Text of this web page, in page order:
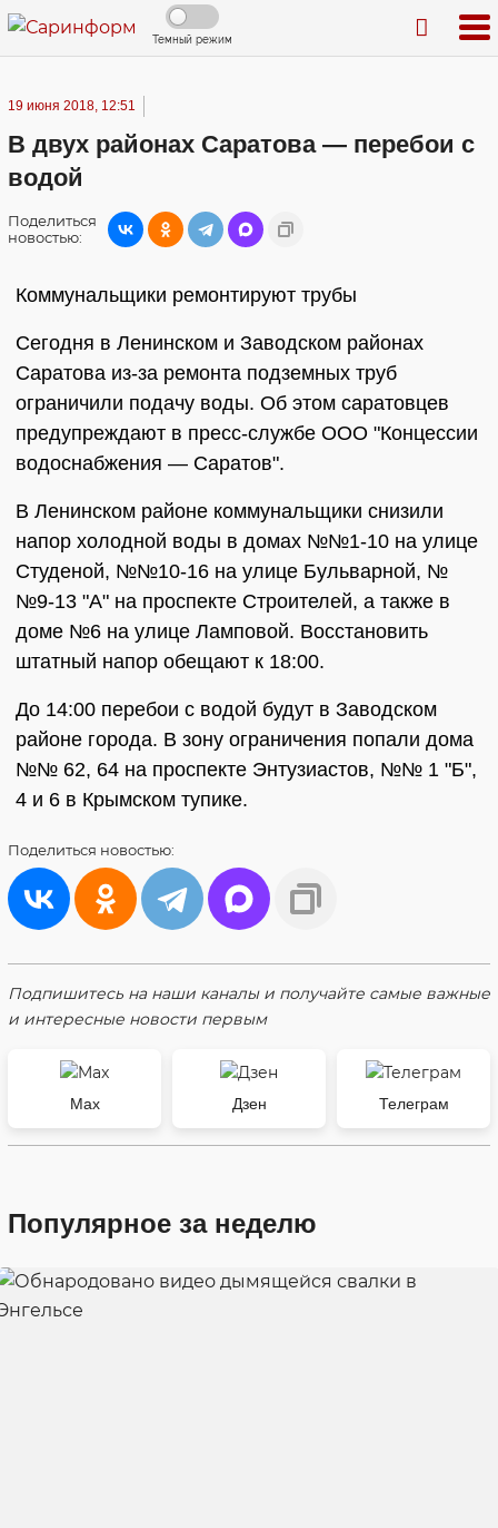
Темный режим
19 июня 2018, 12:51
В двух районах Саратова — перебои с
водой
Поделиться
новостью:
Коммунальщики ремонтируют трубы
Сегодня в Ленинском и Заводском районах
Саратова из-за ремонта подземных труб
ограничили подачу воды. Об этом саратовцев
предупреждают в пресс-службе ООО "Концессии
водоснабжения — Саратов".
В Ленинском районе коммунальщики снизили
напор холодной воды в домах №№1-10 на улице
Студеной, №№10-16 на улице Бульварной, №
№9-13 "А" на проспекте Строителей, а также в
доме №6 на улице Ламповой. Восстановить
штатный напор обещают к 18:00.
До 14:00 перебои с водой будут в Заводском
районе города. В зону ограничения попали дома
№№ 62, 64 на проспекте Энтузиастов, №№ 1 "Б",
4 и 6 в Крымском тупике.
Поделиться новостью:
Подпишитесь на наши каналы и получайте самые важные
и интересные новости первым
Max Дзен Телеграм
Популярное за неделю